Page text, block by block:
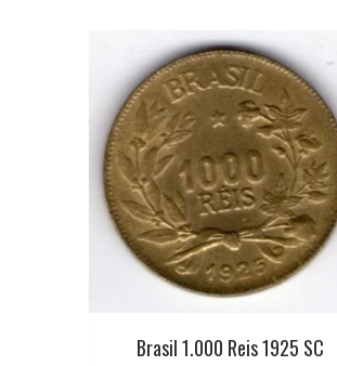
Brasil 1.000 Reis 1925 SC